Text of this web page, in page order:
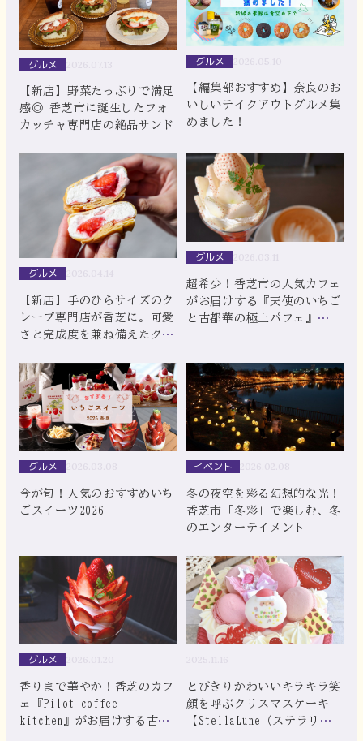
グルメ
【新店】野菜たっぷりで満足
感◎ 香芝市に誕生したフォ
カッチャ専門店の絶品サンド
グルメ
【編集部おすすめ】奈良のお
いしいテイクアウトグルメ集
めました！
グルメ
【新店】手のひらサイズのク
レープ専門店が香芝に。可愛
さと完成度を兼ね備えたクレ
グルメ
超希少！香芝市の人気カフェ
がお届けする『天使のいちご
と古都華の極上パフェ』
グルメ
今が旬！人気のおすすめいち
ごスイーツ2026
イベント
冬の夜空を彩る幻想的な光！
香芝市「冬彩」で楽しむ、冬
のエンターテイメント
グルメ
香りまで華やか！香芝のカフ
ェ『Pilot coffee
kitchen』がお届けする古都
とびきりかわいいキラキラ笑
顔を呼ぶクリスマスケーキ
【StellaLune（ステラリュ